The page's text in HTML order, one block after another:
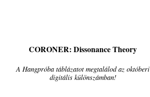
CORONER: Dissonance Theory
A Hangpróba táblázatot megtalálod az októberi
digitális különszámban!